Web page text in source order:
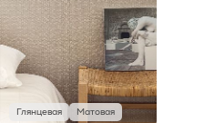
Глянцевая Матовая